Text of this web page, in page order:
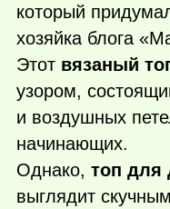
который
хозяйка блога
Этот вязаный
узором,
и воздушных
начинающих.
Однако, топ для
выглядит